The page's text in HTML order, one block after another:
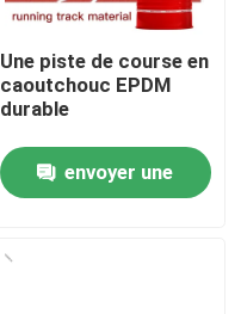
Une piste de course en
caoutchouc EPDM
durable
envoyer une